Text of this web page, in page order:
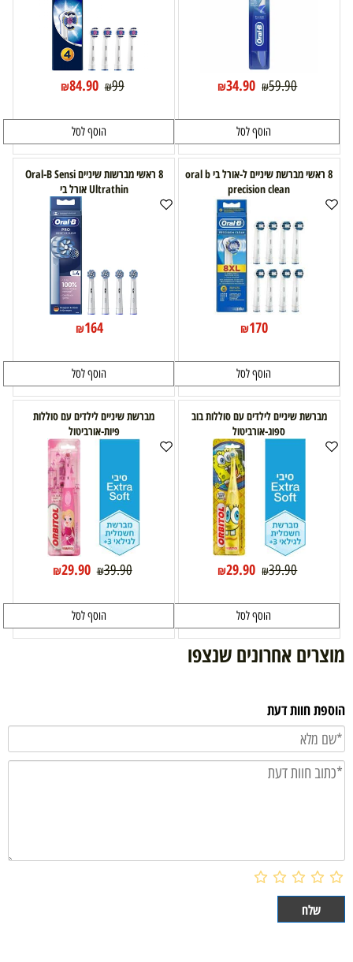
₪59.90
₪34.90
הוסף לסל
₪99
₪84.90
הוסף לסל
8 ראשי מברשת שיניים ל-אורל בי oral b
precision clean
₪170
הוסף לסל
8 ראשי מברשות שיניים Oral-B Sensi
Ultrathin אורל בי
₪164
הוסף לסל
מברשת שיניים לילדים עם סוללות בוב
ספוג-אורביטול
₪39.90
₪29.90
הוסף לסל
מברשת שיניים לילדים עם סוללות
פיות-אורביטול
₪39.90
₪29.90
הוסף לסל
מוצרים אחרונים שנצפו
הוספת חוות דעת